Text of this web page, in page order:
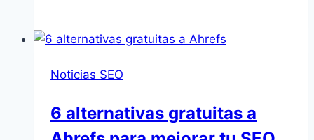
Noticias SEO
6 alternativas gratuitas a